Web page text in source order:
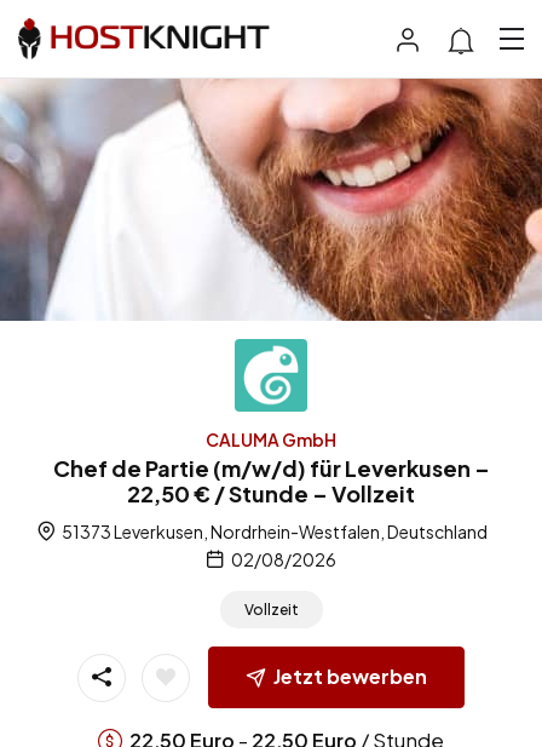
CALUMA GmbH
Chef de Partie (m/w/d) für Leverkusen –
22,50 € / Stunde – Vollzeit
51373 Leverkusen, Nordrhein-Westfalen, Deutschland
02/08/2026
Vollzeit
Jetzt bewerben
22,50 Euro - 22,50 Euro / Stunde